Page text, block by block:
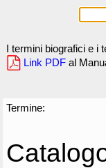
I termini biografici e i
Link PDF al
Termine: